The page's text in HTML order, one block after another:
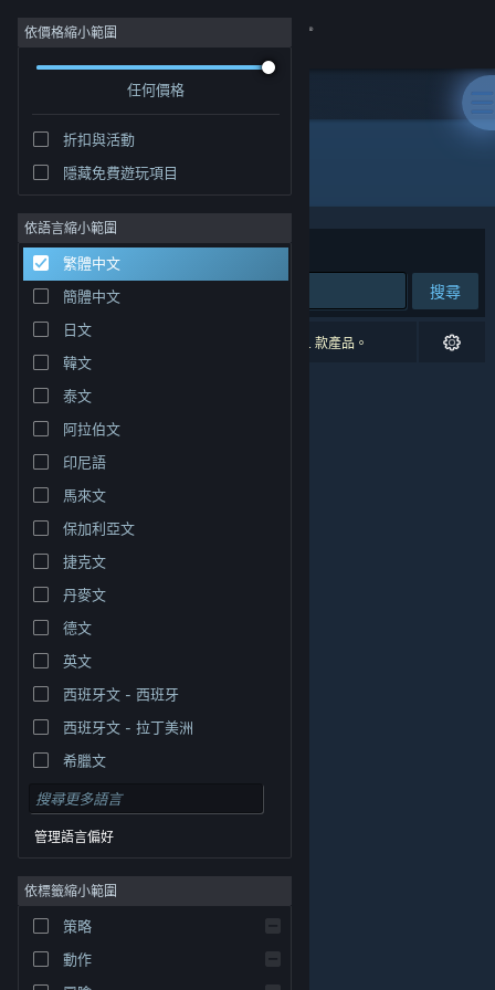
登入
社群
關於
客服
變更語言
取得 Steam 行動應用程式
檢視電腦版網頁
權人在美國與其它國家（地區）之財產。
Cookie
依價格縮小範圍
任何價格
折扣與活動
隱藏免費遊玩項目
依語言縮小範圍
繁體中文
簡體中文
日文
韓文
泰文
阿拉伯文
印尼語
馬來文
保加利亞文
捷克文
丹麥文
德文
英文
西班牙文 - 西班牙
西班牙文 - 拉丁美洲
希臘文
管理語言偏好
依標籤縮小範圍
策略
動作
全部產品
排序依據 相關性
搜尋
0 項相符的搜尋結果。 已根據您的偏好設定排除 1 款產品。